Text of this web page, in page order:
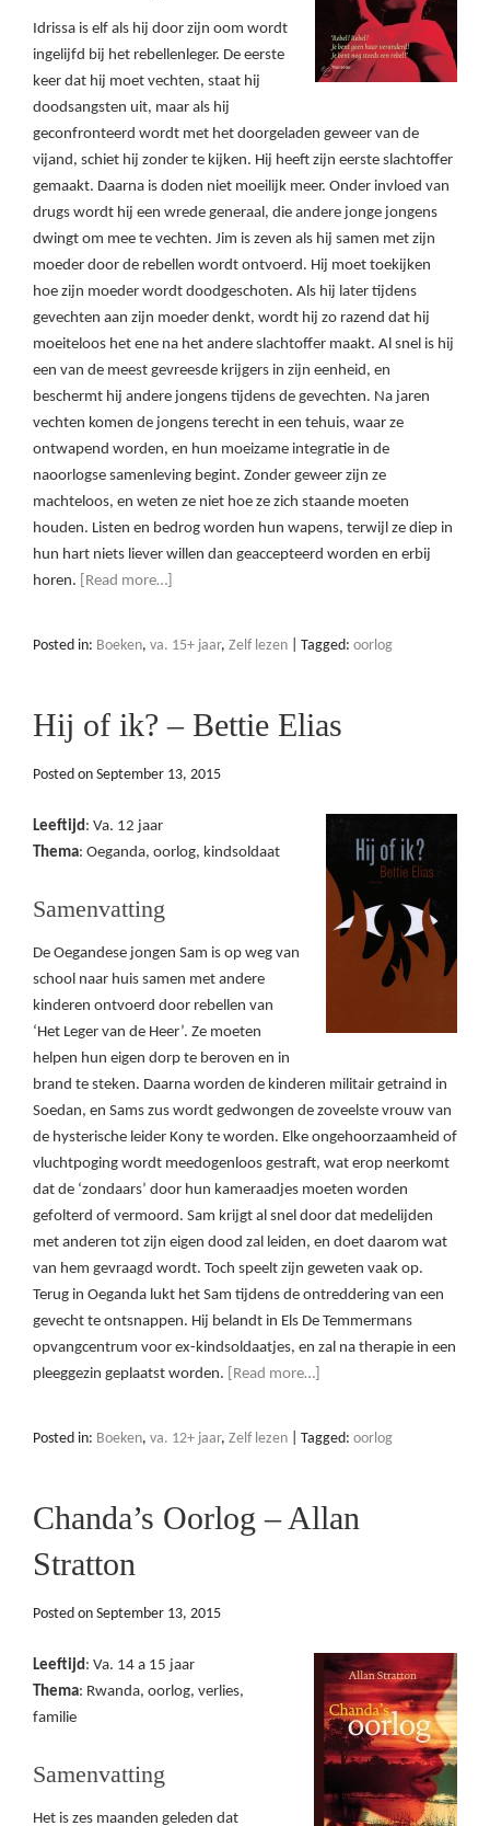
Idrissa is elf als hij door zijn oom wordt
ingelijfd bij het rebellenleger. De eerste
keer dat hij moet vechten, staat hij
doodsangsten uit, maar als hij
geconfronteerd wordt met het doorgeladen geweer van de
vijand, schiet hij zonder te kijken. Hij heeft zijn eerste slachtoffer
gemaakt. Daarna is doden niet moeilijk meer. Onder invloed van
drugs wordt hij een wrede generaal, die andere jonge jongens
dwingt om mee te vechten. Jim is zeven als hij samen met zijn
moeder door de rebellen wordt ontvoerd. Hij moet toekijken
hoe zijn moeder wordt doodgeschoten. Als hij later tijdens
gevechten aan zijn moeder denkt, wordt hij zo razend dat hij
moeiteloos het ene na het andere slachtoffer maakt. Al snel is hij
een van de meest gevreesde krijgers in zijn eenheid, en
beschermt hij andere jongens tijdens de gevechten. Na jaren
vechten komen de jongens terecht in een tehuis, waar ze
ontwapend worden, en hun moeizame integratie in de
naoorlogse samenleving begint. Zonder geweer zijn ze
machteloos, en weten ze niet hoe ze zich staande moeten
houden. Listen en bedrog worden hun wapens, terwijl ze diep in
hun hart niets liever willen dan geaccepteerd worden en erbij
horen.
[Read more…]
Posted in: Boeken, va. 15+ jaar, Zelf lezen Tagged: oorlog
Hij of ik? – Bettie Elias
Posted on September 13, 2015
Leeftijd: Va. 12 jaar
Thema: Oeganda, oorlog, kindsoldaat
Samenvatting
De Oegandese jongen Sam is op weg van
school naar huis samen met andere
kinderen ontvoerd door rebellen van
‘Het Leger van de Heer’. Ze moeten
helpen hun eigen dorp te beroven en in
brand te steken. Daarna worden de kinderen militair getraind in
Soedan, en Sams zus wordt gedwongen de zoveelste vrouw van
de hysterische leider Kony te worden. Elke ongehoorzaamheid of
vluchtpoging wordt meedogenloos gestraft, wat erop neerkomt
dat de ‘zondaars’ door hun kameraadjes moeten worden
gefolterd of vermoord. Sam krijgt al snel door dat medelijden
met anderen tot zijn eigen dood zal leiden, en doet daarom wat
van hem gevraagd wordt. Toch speelt zijn geweten vaak op.
Terug in Oeganda lukt het Sam tijdens de ontreddering van een
gevecht te ontsnappen. Hij belandt in Els De Temmermans
opvangcentrum voor ex-kindsoldaatjes, en zal na therapie in een
pleeggezin geplaatst worden.
[Read more…]
Posted in: Boeken, va. 12+ jaar, Zelf lezen Tagged: oorlog
Chanda’s Oorlog – Allan
Stratton
Posted on September 13, 2015
Leeftijd: Va. 14 a 15 jaar
Thema: Rwanda, oorlog, verlies,
familie
Samenvatting
Het is zes maanden geleden dat